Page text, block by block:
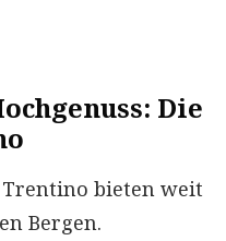
Die
Trentino bieten weit
Bergen.